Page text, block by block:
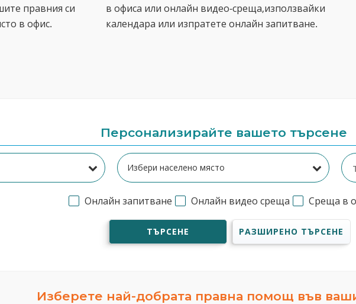
правния си
в офис.
в офиса или онлайн видео-среща,използвайки
календара или изпратете онлайн запитване.
Персонализирайте вашето търсене
Онлайн запитване Онлайн видео среща Среща в
ТЪРСЕНЕ РАЗШИРЕНО ТЪРСЕНЕ
Изберете най-добрата правна помощ във